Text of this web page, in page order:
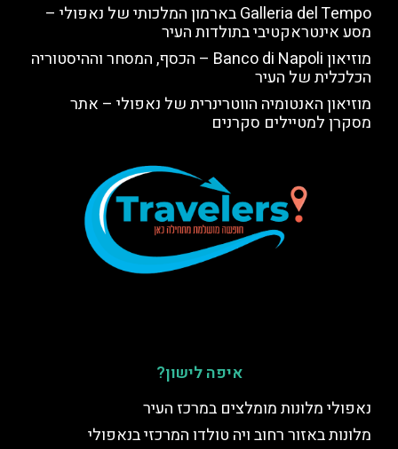
Galleria del Tempo בארמון המלכותי של נאפולי –
מסע אינטראקטיבי בתולדות העיר
מוזיאון Banco di Napoli – הכסף, המסחר וההיסטוריה
הכלכלית של העיר
מוזיאון האנטומיה הווטרינרית של נאפולי – אתר
מסקרן למטיילים סקרנים
איפה לישון?
נאפולי מלונות מומלצים במרכז העיר
מלונות באזור רחוב ויה טולדו המרכזי בנאפולי